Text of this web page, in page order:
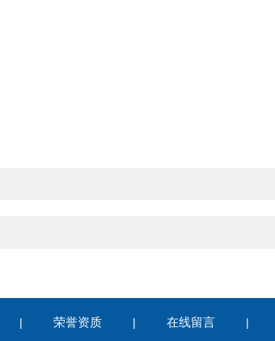
| 荣誉资质 | 在线留言 |